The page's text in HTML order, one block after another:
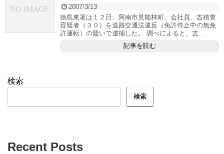
2007/3/13
徳島東署は１２日、阿南市見能林町、会社員、吉積誉
容疑者（３０）を道路交通法違反（免許停止中の無免
許運転）の疑いで逮捕した。 調べによると、吉...
記事を読む
検索
検索
Recent Posts